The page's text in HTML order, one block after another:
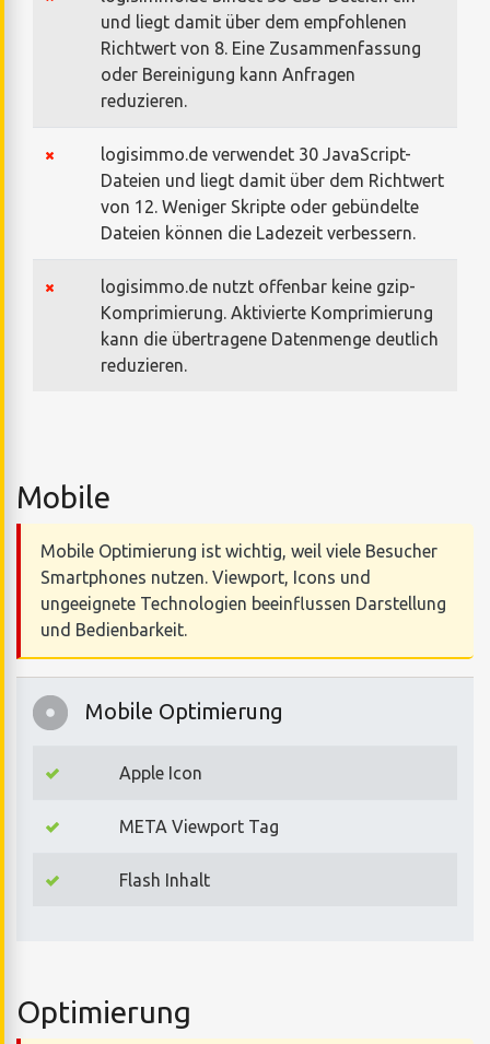
und liegt damit über dem empfohlenen
Richtwert von 8. Eine Zusammenfassung
oder Bereinigung kann Anfragen
reduzieren.
logisimmo.de verwendet 30 JavaScript-
Dateien und liegt damit über dem Richtwert
von 12. Weniger Skripte oder gebündelte
Dateien können die Ladezeit verbessern.
logisimmo.de nutzt offenbar keine gzip-
Komprimierung. Aktivierte Komprimierung
kann die übertragene Datenmenge deutlich
reduzieren.
Mobile
Mobile Optimierung ist wichtig, weil viele Besucher
Smartphones nutzen. Viewport, Icons und
ungeeignete Technologien beeinflussen Darstellung
und Bedienbarkeit.
Mobile Optimierung
Apple Icon
META Viewport Tag
Flash Inhalt
Optimierung